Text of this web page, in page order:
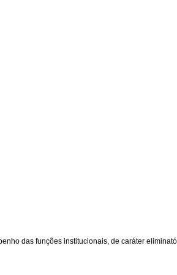
das funções institucionais, de caráter